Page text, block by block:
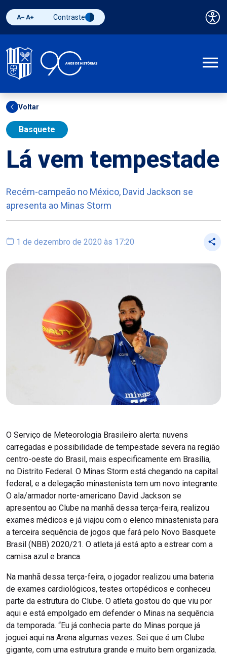
Diminuir fonte
Aumentar fonteAlternar contraste
Contraste
Voltar
Basquete
Lá vem tempestade
Recém-campeão no México, David Jackson se
apresenta ao Minas Storm
1 de dezembro de 2020 às 17:20
O Serviço de Meteorologia Brasileiro alerta: nuvens
carregadas e possibilidade de tempestade severa na região
centro-oeste do Brasil, mais especificamente em Brasília,
no Distrito Federal. O Minas Storm está chegando na capital
federal, e a delegação minastenista tem um novo integrante.
O ala/armador norte-americano David Jackson se
apresentou ao Clube na manhã dessa terça-feira, realizou
exames médicos e já viajou com o elenco minastenista para
a terceira sequência de jogos que fará pelo Novo Basquete
Brasil (NBB) 2020/21. O atleta já está apto a estrear com a
camisa azul e branca.
Na manhã dessa terça-feira, o jogador realizou uma bateria
de exames cardiológicos, testes ortopédicos e conheceu
parte da estrutura do Clube. O atleta gostou do que viu por
aqui e está empolgado em defender o Minas na sequência
da temporada. “Eu já conhecia parte do Minas porque já
joguei aqui na Arena algumas vezes. Sei que é um Clube
gigante, com uma estrutura grande e muito bem organizada.